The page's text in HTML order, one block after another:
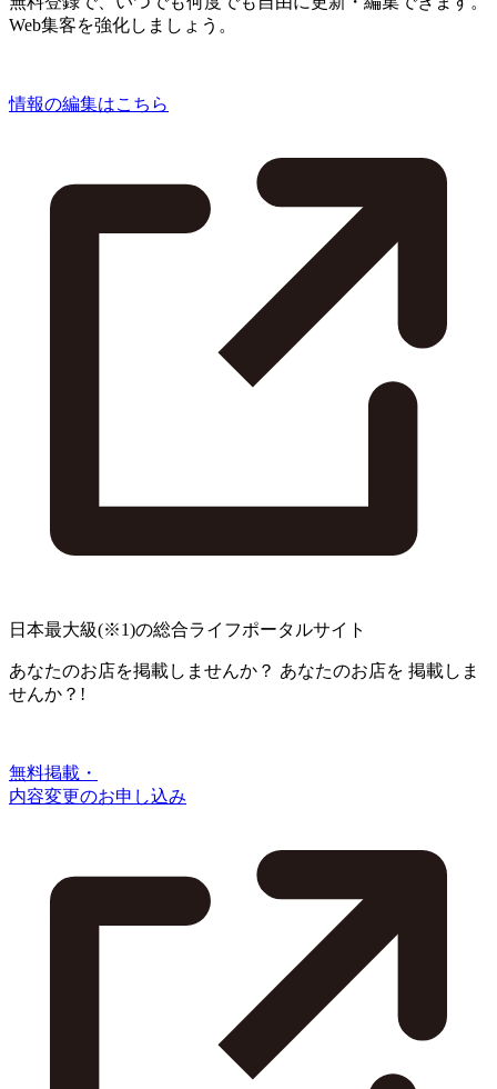
Web集客を強化しましょう。
情報の編集はこちら
日本最大級(※1)の総合ライフポータルサイト
あなたのお店を掲載しませんか？ あなたのお店を 掲載しま
せんか？!
無料掲載・
内容変更のお申し込み